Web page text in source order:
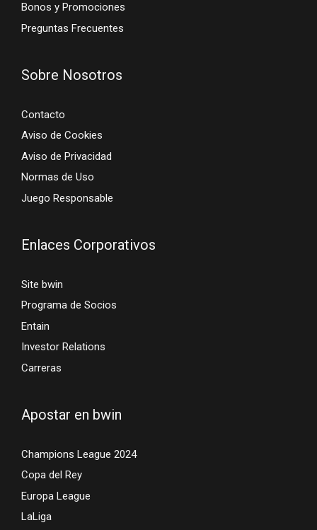
Bonos y Promociones
Preguntas Frecuentes
Sobre Nosotros
Contacto
Aviso de Cookies
Aviso de Privacidad
Normas de Uso
Juego Responsable
Enlaces Corporativos
Site bwin
Programa de Socios
Entain
Investor Relations
Carreras
Apostar en bwin
Champions League 2024
Copa del Rey
Europa League
LaLiga